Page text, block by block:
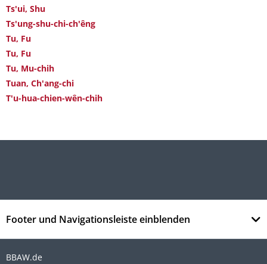
Ts'ui, Shu
Ts'ung-shu-chi-ch'êng
Tu, Fu
Tu, Fu
Tu, Mu-chih
Tuan, Ch'ang-chi
T'u-hua-chien-wên-chih
Footer und Navigationsleiste einblenden
BBAW.de